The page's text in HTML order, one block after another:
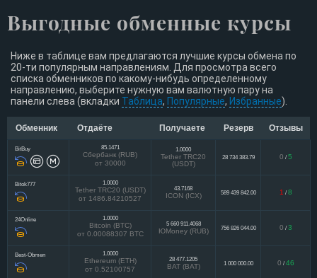
Выгодные обменные курсы
Ниже в таблице вам предлагаются лучшие курсы обмена по
20-ти популярным направлениям. Для просмотра всего
списка обменников по какому-нибудь определенному
направлению, выберите нужную вам валютную пару на
панели слева (вкладки Таблица, Популярные, Избранные).
Обменник Отдаёте Получаете Резерв Отзывы
BitBuy 85.1471
Сбербанк (RUB)
от 30000
1.0000
Tether TRC20
(USDT)
28 734 383.79 0 / 5
Bitok777 1.0000
Tether TRC20 (USDT)
от 1486.84210527
43.7168
ICON (ICX) 589 439 842.00 1 / 8
24Online 1.0000
Bitcoin (BTC)
от 0.00088307 BTC
5 660 911.4068
ЮMoney (RUB) 756 826 044.00 0 / 3
Best-Obmen 1.0000
Ethereum (ETH)
от 0.52100757
28 477.1205
BAT (BAT) 1 000 000.00 0 / 46